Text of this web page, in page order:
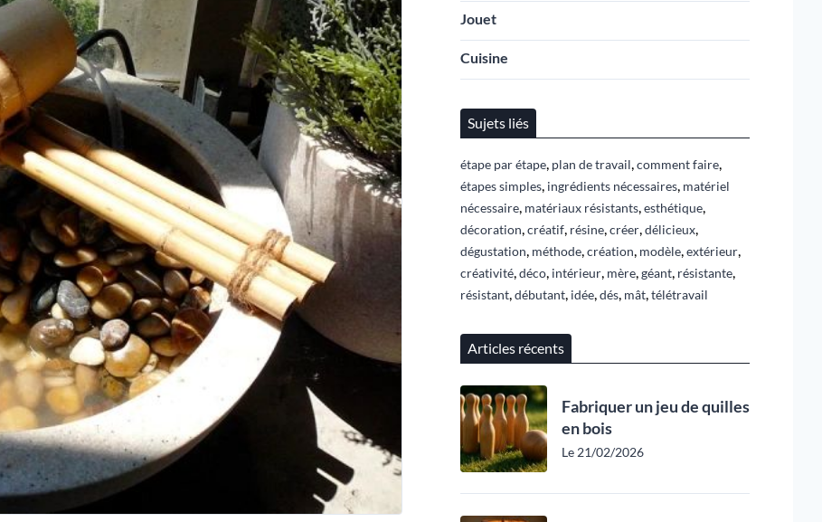
Jouet
Cuisine
Sujets liés
étape par étape, plan de travail,comment faire,
étapes simples, ingrédients nécessaires, matériel
nécessaire, matériaux résistants,esthétique,
décoration,créatif, résine,créer,délicieux,
dégustation, méthode,création, modèle,extérieur,
créativité,déco, intérieur, mère,géant, résistante,
résistant,débutant, idée,dés, mât,télétravail
Articles récents
Fabriquer un jeu de quilles
en bois
Le 21/02/2026